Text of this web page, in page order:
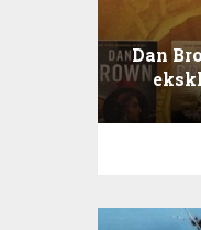
Dan